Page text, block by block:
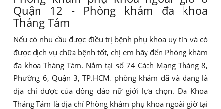
Quận 12 - Phòng khám đa khoa
Tháng Tám
Nếu có nhu cầu được điều trị bệnh phụ khoa uy tín và có
được dịch vụ chữa bệnh tốt, chị em hãy đến Phòng khám
đa khoa Tháng Tám. Nằm tại số 74 Cách Mạng Tháng 8,
Phường 6, Quận 3, TP.HCM, phòng khám đã và đang là
địa chỉ được của đông đảo nữ giới lựa chọn. Đa Khoa
Tháng Tám là địa chỉ Phòng khám phụ khoa ngoài giờ tại